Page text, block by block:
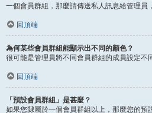
一個會員群組，那麼請傳送私人訊息給管理員
回頂端
為何某些會員群組能顯示出不同的顏色？
很可能是管理員將不同會員群組的成員設定不
回頂端
「預設會員群組」是甚麼？
如果您隸屬於一個會員群組以上，那麼您的預